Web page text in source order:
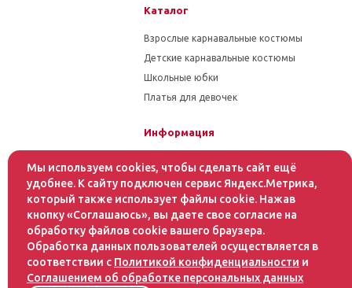
Каталог
Взрослые карнавальные костюмы
Детские карнавальные костюмы
Школьные юбки
Платья для девочек
Информация
Гарантия на товар
Условия оплаты
Условия доставки
Помощь
Статьи
Как оформить заказ
Мы используем cookies, чтобы сделать сайт ещё
удобнее. К сайту подключен сервис Яндекс.Метрика,
который также использует файлы cookie. Нажав
кнопку «Соглашаюсь», вы даете свое согласие на
обработку файлов cookie вашего браузера.
Обработка данных пользователей осуществляется в
соответствии с Политикой конфиденциальности и
Соглашением об обработке персональных данных